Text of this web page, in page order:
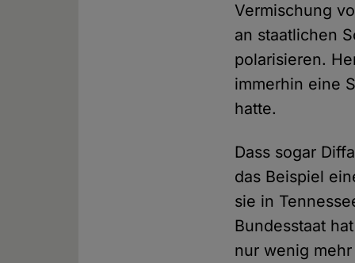
Vermischung
an staatlichen
polarisieren.
immerhin eine
hatte.
Dass sogar
das Beispiel
sie in
Bundesstaat
nur wenig